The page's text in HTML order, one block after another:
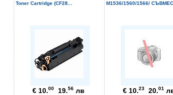
Toner Cartridge (CF28...
€ 10.00 19.56 лв
M1536/1560/1566/
€ 10.23 20.01